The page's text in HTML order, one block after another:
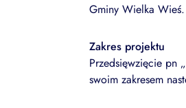
Gminy Wielka Wieś.
Zakres projektu
Przedsięwzięcie pn
swoim zakresem